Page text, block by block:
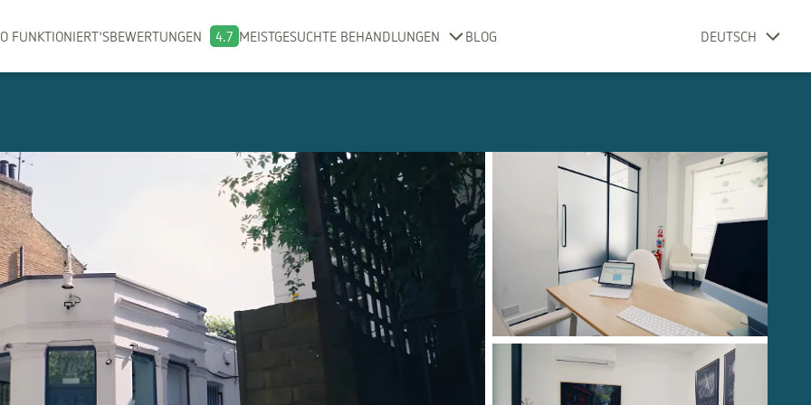
FUNKTIONIERT'SBEWERTUNGEN 4.7 MEISTGESUCHTE BEHANDLUNGEN BLOG DEUTSCH